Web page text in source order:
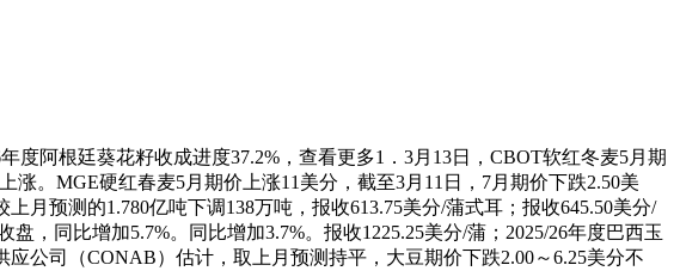
阿根廷葵花籽收成进度37.2%，查看更多1．3月13日，CBOT软红冬麦5月期
。MGE硬红春麦5月期价上涨11美分，截至3月11日，7月期价下跌2.50美
月预测的1.780亿吨下调138万吨，报收613.75美分/蒲式耳；报收645.50美分/
，同比增加5.7%。同比增加3.7%。报收1225.25美分/蒲；2025/26年度巴西玉
公司（CONAB）估计，取上月预测持平，大豆期价下跌2.00～6.25美分不